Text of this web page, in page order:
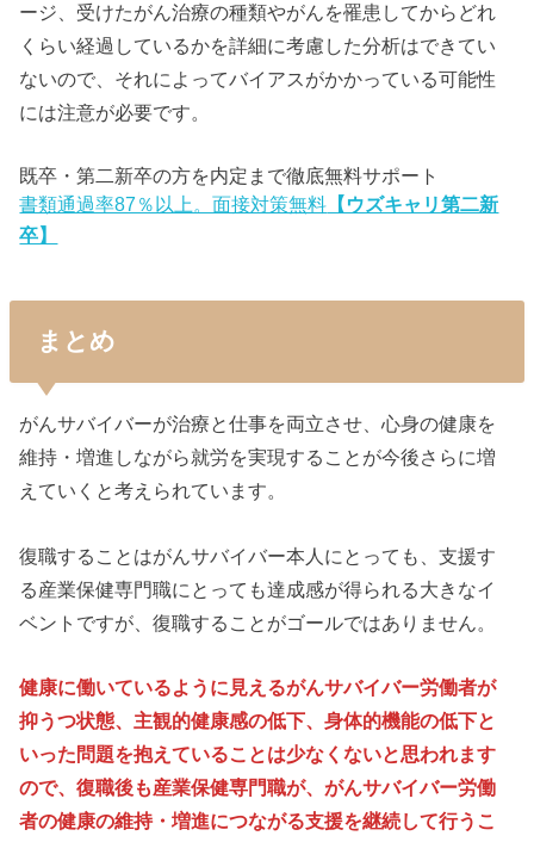
ージ、受けたがん治療の種類やがんを罹患してからどれ
くらい経過しているかを詳細に考慮した分析はできてい
ないので、それによってバイアスがかかっている可能性
には注意が必要です。
既卒・第二新卒の方を内定まで徹底無料サポート
書類通過率87％以上。面接対策無料 【ウズキャリ第二新
卒】
まとめ
がんサバイバーが治療と仕事を両立させ、心身の健康を
維持・増進しながら就労を実現することが今後さらに増
えていくと考えられています。
復職することはがんサバイバー本人にとっても、支援す
る産業保健専門職にとっても達成感が得られる大きなイ
ベントですが、復職することがゴールではありません。
健康に働いているように見えるがんサバイバー労働者が
抑うつ状態、主観的健康感の低下、身体的機能の低下と
いった問題を抱えていることは少なくないと思われます
ので、復職後も産業保健専門職が、がんサバイバー労働
者の健康の維持・増進につながる支援を継続して行うこ